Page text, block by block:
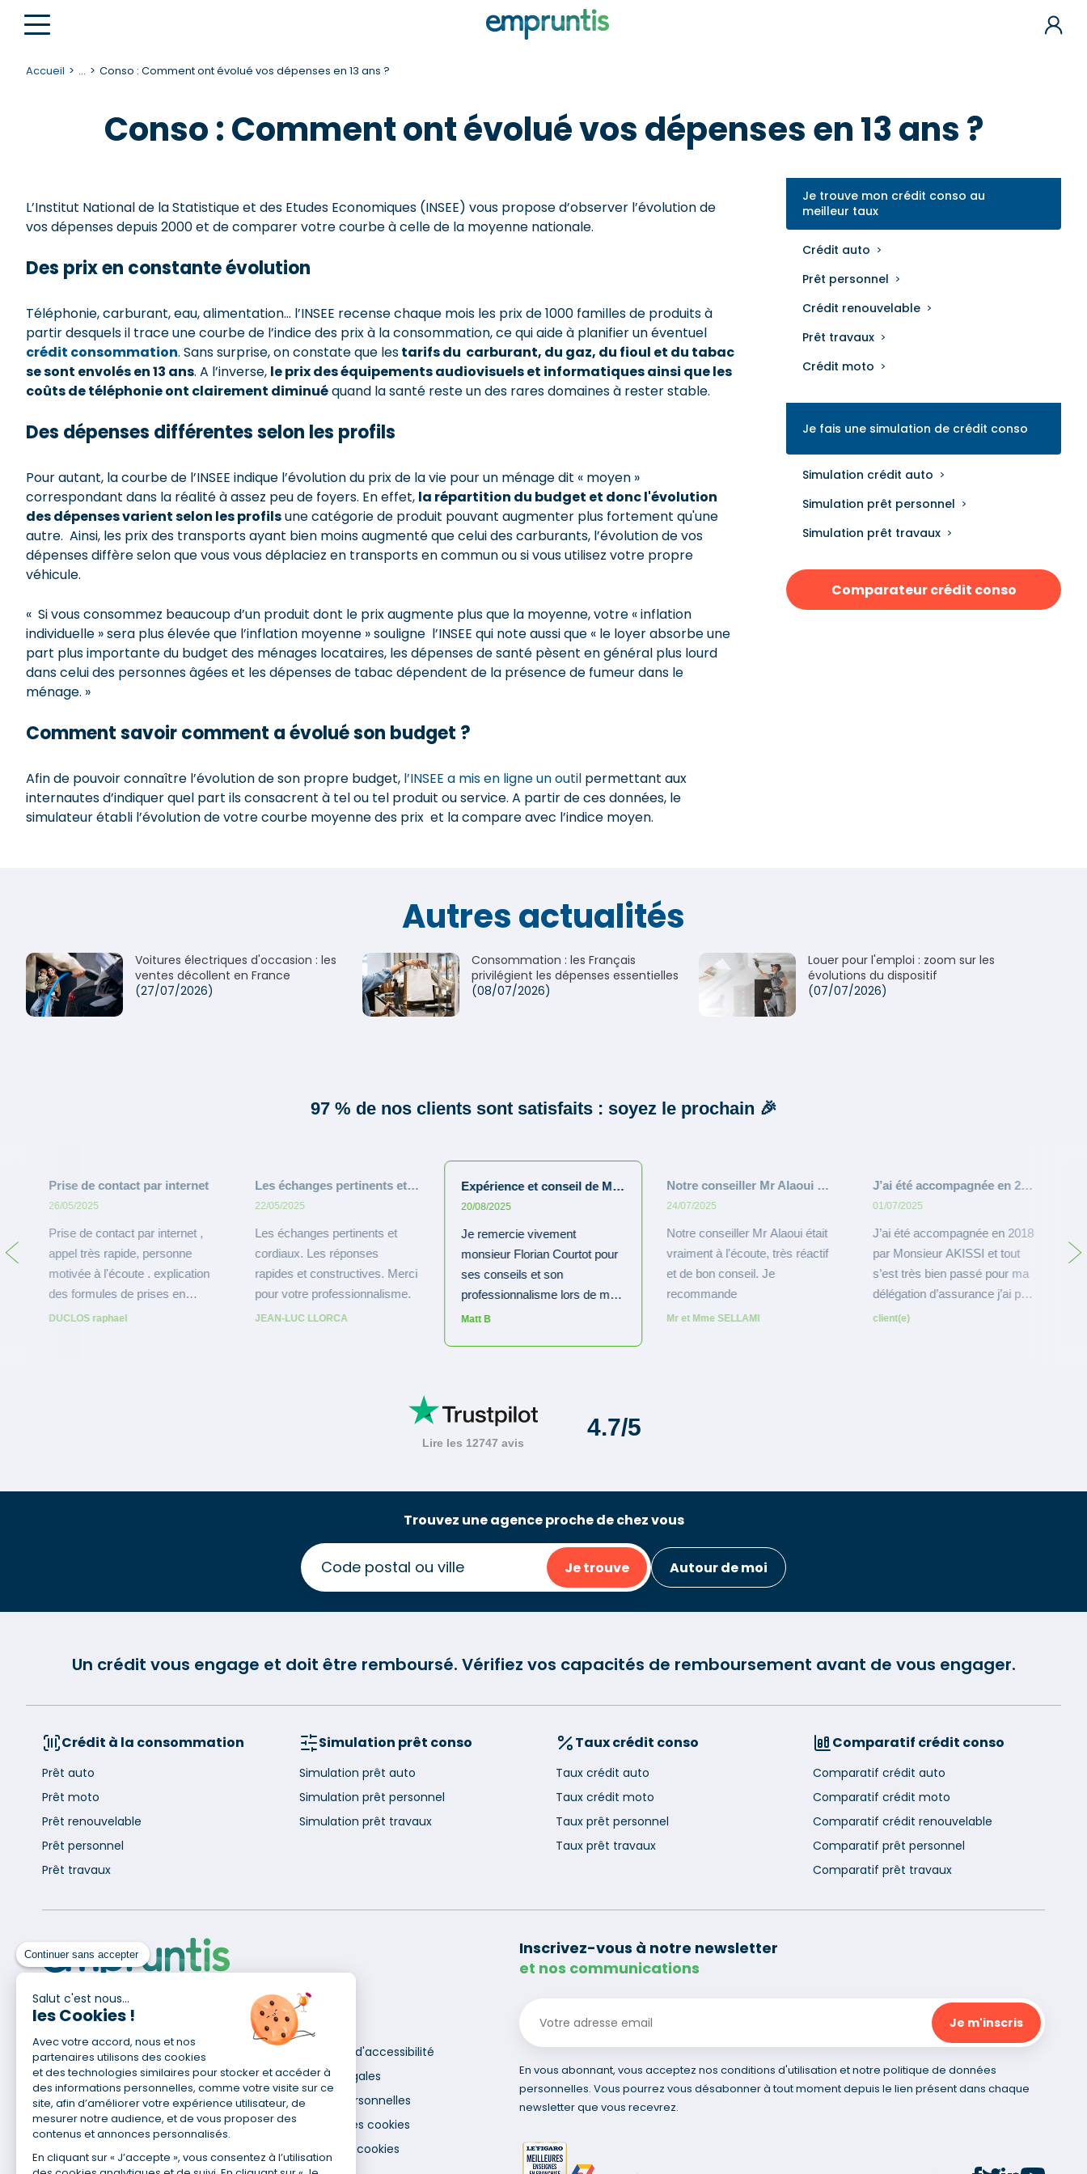
Continuer sans accepter
Salut c'est nous...
les Cookies !
Avec votre accord, nous et nos
partenaires utilisons des cookies
et des technologies similaires pour stocker et accéder à
des informations personnelles, comme votre visite sur ce
site, afin d’améliorer votre expérience utilisateur, de
mesurer notre audience, et de vous proposer des
contenus et annonces personnalisés.
En cliquant sur « J’accepte », vous consentez à l’utilisation
Accueil ... Conso : Comment ont évolué vos dépenses en 13 ans ?
Conso : Comment ont évolué vos dépenses en 13 ans ?
L’Institut National de la Statistique et des Etudes Economiques (INSEE) vous propose d’observer l’évolution de
vos dépenses depuis 2000 et de comparer votre courbe à celle de la moyenne nationale.
Des prix en constante évolution
Téléphonie, carburant, eau, alimentation… l’INSEE recense chaque mois les prix de 1000 familles de produits à
partir desquels il trace une courbe de l’indice des prix à la consommation, ce qui aide à planifier un éventuel
crédit consommation. Sans surprise, on constate que lestarifs du carburant, du gaz, du fioul et du tabac
se sont envolés en 13 ans. A l’inverse, le prix des équipements audiovisuels et informatiques ainsi que les
coûts de téléphonie ont clairement diminuéquand la santé reste un des rares domaines à rester stable.
Des dépenses différentes selon les profils
Pour autant, la courbe de l’INSEE indique l’évolution du prix de la vie pour un ménage dit « moyen »
correspondant dans la réalité à assez peu de foyers. En effet, la répartition du budget et donc l'évolution
des dépenses varient selon les profilsune catégorie de produit pouvant augmenter plus fortement qu'une
autre. Ainsi, les prix des transports ayant bien moins augmenté que celui des carburants, l’évolution de vos
dépenses diffère selon que vous vous déplaciez en transports en commun ou si vous utilisez votre propre
véhicule.
« Si vous consommez beaucoup d’un produit dont le prix augmente plus que la moyenne, votre « inflation
individuelle » sera plus élevée que l’inflation moyenne » souligne l’INSEE qui note aussi que « le loyer absorbe une
part plus importante du budget des ménages locataires, les dépenses de santé pèsent en général plus lourd
dans celui des personnes âgées et les dépenses de tabac dépendent de la présence de fumeur dans le
ménage. »
Comment savoir comment a évolué son budget ?
Afin de pouvoir connaître l’évolution de son propre budget, l’INSEE a mis en ligne un outil permettant aux
internautes d’indiquer quel part ils consacrent à tel ou tel produit ou service. A partir de ces données, le
simulateur établi l’évolution de votre courbe moyenne des prix et la compare avec l’indice moyen.
Je trouve mon crédit conso au
meilleur taux
Crédit auto
Prêt personnel
Crédit renouvelable
Prêt travaux
Crédit moto
Je fais une simulation de crédit conso
Simulation crédit auto
Simulation prêt personnel
Simulation prêt travaux
Comparateur crédit conso
Autres actualités
Voitures électriques d'occasion : les
ventes décollent en France
(27/07/2026)
Consommation : les Français
privilégient les dépenses essentielles
(08/07/2026)
Louer pour l'emploi : zoom sur les
évolutions du dispositif
(07/07/2026)
Trouvez une agence proche de chez vous
Je trouve Autour de moi
Un crédit vous engage et doit être remboursé. Vérifiez vos capacités de remboursement avant de vous engager.
Crédit à la consommation
Prêt auto
Prêt moto
Prêt renouvelable
Prêt personnel
Prêt travaux
Simulation prêt conso
Simulation prêt auto
Simulation prêt personnel
Simulation prêt travaux
Taux crédit conso
Taux crédit auto
Taux crédit moto
Taux prêt personnel
Taux prêt travaux
Comparatif crédit conso
Comparatif crédit auto
Comparatif crédit moto
Comparatif crédit renouvelable
Comparatif prêt personnel
Comparatif prêt travaux
Pour en savoir plus
Qui sommes-nous ?
Site du Groupe
Nos agences
Nous contacter
Recrutement
Déclaration d'accessibilité
Mentions légales
Données personnelles
Utilisation des cookies
Gestion des cookies
Inscrivez-vous à notre newsletter
et nos communications
En vous abonnant, vous acceptez nos conditions d'utilisation et notre politique de données
personnelles. Vous pourrez vous désabonner à tout moment depuis le lien présent dans chaque
newsletter que vous recevrez.